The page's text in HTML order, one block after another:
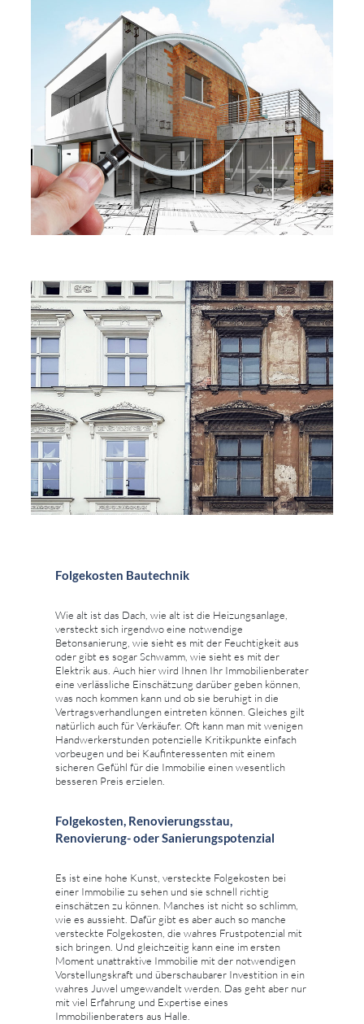
Folgekosten Bautechnik
Wie alt ist das Dach, wie alt ist die Heizungsanlage,
versteckt sich irgendwo eine notwendige
Betonsanierung, wie sieht es mit der Feuchtigkeit aus
oder gibt es sogar Schwamm, wie sieht es mit der
Elektrik aus. Auch hier wird Ihnen Ihr Immobilienberater
eine verlässliche Einschätzung darüber geben können,
was noch kommen kann und ob sie beruhigt in die
Vertragsverhandlungen eintreten können. Gleiches gilt
natürlich auch für Verkäufer. Oft kann man mit wenigen
Handwerkerstunden potenzielle Kritikpunkte einfach
vorbeugen und bei Kaufinteressenten mit einem
sicheren Gefühl für die Immobilie einen wesentlich
besseren Preis erzielen.
Folgekosten, Renovierungsstau,
Renovierung- oder Sanierungspotenzial
Es ist eine hohe Kunst, versteckte Folgekosten bei
einer Immobilie zu sehen und sie schnell richtig
einschätzen zu können. Manches ist nicht so schlimm,
wie es aussieht. Dafür gibt es aber auch so manche
versteckte Folgekosten, die wahres Frustpotenzial mit
sich bringen. Und gleichzeitig kann eine im ersten
Moment unattraktive Immobilie mit der notwendigen
Vorstellungskraft und überschaubarer Investition in ein
wahres Juwel umgewandelt werden. Das geht aber nur
mit viel Erfahrung und Expertise eines
Immobilienberaters aus Halle.